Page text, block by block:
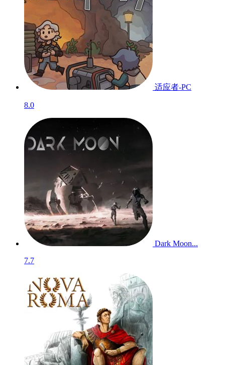
适应者-PC
8.0
Dark Moon...
7.7